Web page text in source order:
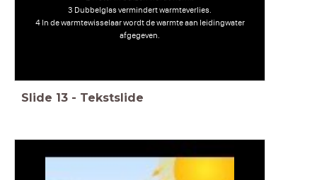
3 Dubbelglas vermindert warmteverlies.
4 In de warmtewisselaar wordt de warmte aan leidingwater
afgegeven.
Slide 13 - Tekstslide